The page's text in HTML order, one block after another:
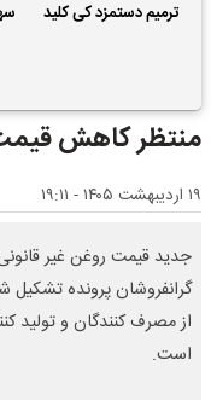
ترمیم دستمزد کی کلید
منتظر کاهش
۱۹ اردیبهشت ۱۴۰۵ - ۱۹:۱۱
جدید قیمت روغن غیر
گرانفروشان پرونده تشکیل
است.